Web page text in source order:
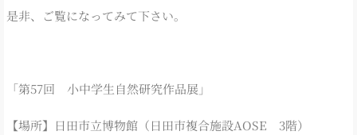
是非、ご覧になってみて下さい。
「第57回 小中学生自然研究作品展」
【場所】日田市立博物館（日田市複合施設AOSE 3階）